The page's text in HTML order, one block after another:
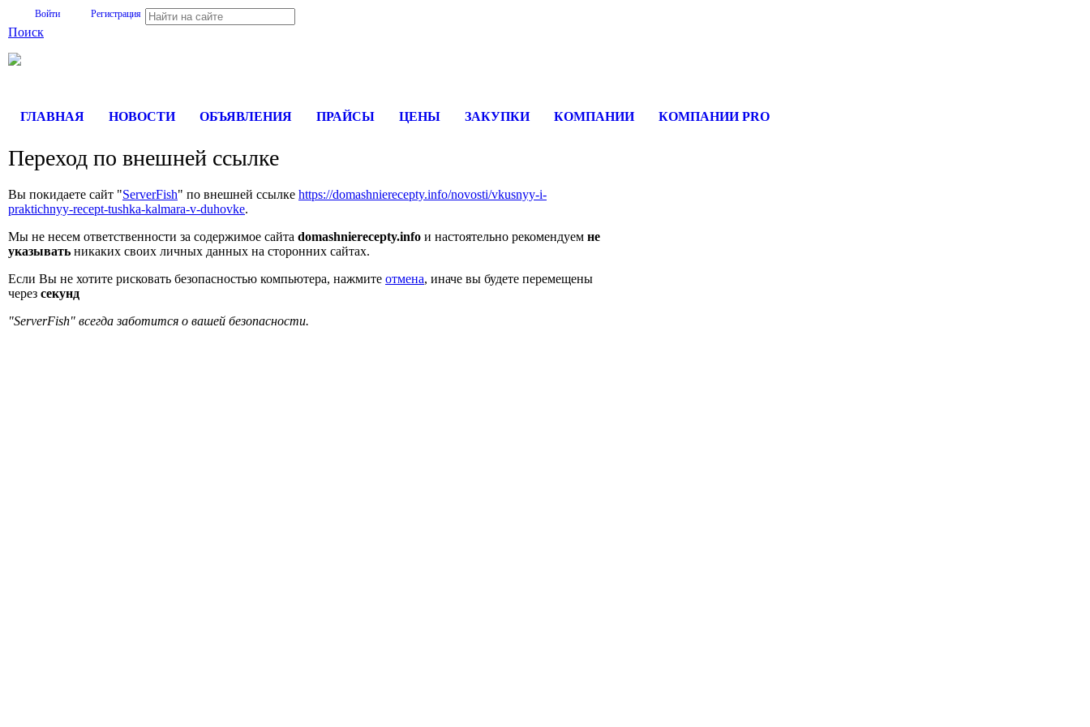
Войти Регистрация
Поиск
ГЛАВНАЯ
НОВОСТИ ОБЪЯВЛЕНИЯ ПРАЙСЫ ЦЕНЫ ЗАКУПКИ КОМПАНИИ КОМПАНИИ PRO
Переход по внешней ссылке
Вы покидаете сайт "ServerFish" по внешней ссылке https://domashnierecepty.info/novosti/vkusnyy-i-
praktichnyy-recept-tushka-kalmara-v-duhovke.
Мы не несем ответственности за содержимое сайта domashnierecepty.info и настоятельно рекомендуем не
указывать никаких своих личных данных на сторонних сайтах.
Если Вы не хотите рисковать безопасностью компьютера, нажмите отмена, иначе вы будете перемещены
через секунд
"ServerFish" всегда заботится о вашей безопасности.